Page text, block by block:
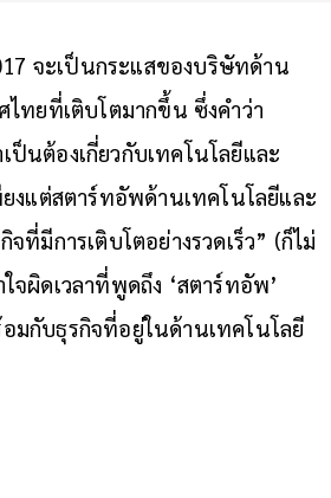
จะเป็นกระแสของบริษัทด้าน
ไทยที่เติบโตมากขึ้น ซึ่งคำว่า
ป็นต้องเกี่ยวกับเทคโนโลยีและ
งแต่สตาร์ทอัพด้านเทคโนโลยีและ
ที่มีการเติบโตอย่างรวดเร็ว” (ก็ไม่
จผิดเวลาที่พูดถึง ‘สตาร์ทอัพ’
มกับธุรกิจที่อยู่ในด้านเทคโนโลยี